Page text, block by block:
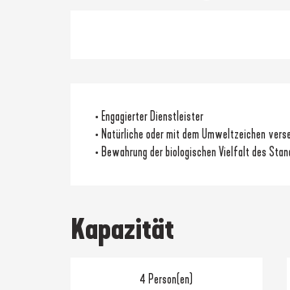
• Engagierter Dienstleister
• Natürliche oder mit dem Umweltzeichen
• Bewahrung der biologischen Vielfalt des
Kapazität
4 Person(en)